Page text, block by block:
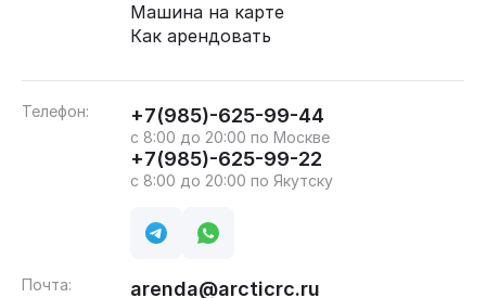
Машина на карте
Как арендовать
Телефон: +7(985)-625-99-44
с 8:00 до 20:00 по Москве
+7(985)-625-99-22
с 8:00 до 20:00 по Якутску
Почта: arenda@arcticrc.ru